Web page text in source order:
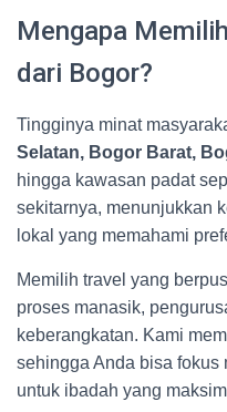
Mengapa
dari Bogor?
Tingginya minat
Selatan, Bogor Barat,
hingga kawasan padat
sekitarnya, menunjukkan
lokal yang memahami
Memilih travel yang
proses manasik,
keberangkatan. Kami
sehingga Anda bisa fokus
untuk ibadah yang